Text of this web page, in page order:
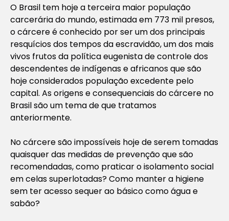
O Brasil tem hoje a terceira maior população
carcerária do mundo, estimada em 773 mil presos,
o cárcere é conhecido por ser um dos principais
resquícios dos tempos da escravidão, um dos mais
vivos frutos da política eugenista de controle dos
descendentes de indígenas e africanos que são
hoje considerados população excedente pelo
capital. As origens e consequenciais do cárcere no
Brasil são um tema de que tratamos
anteriormente.
No cárcere são impossíveis hoje de serem tomadas
quaisquer das medidas de prevenção que são
recomendadas, como praticar o isolamento social
em celas superlotadas? Como manter a higiene
sem ter acesso sequer ao básico como água e
sabão?